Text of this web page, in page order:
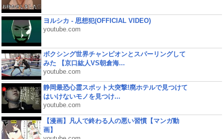
ヨルシカ - 思想犯(OFFICIAL VIDEO)
youtube.com
ボクシング世界チャンピオンとスパーリングして
みた 【京口紘人VS朝倉海...
youtube.com
静岡最恐心霊スポット大突撃!廃ホテルで見つけて
はいけないモノを見つけ...
youtube.com
【漫画】凡人で終わる人の悪い習慣【マンガ動
画】